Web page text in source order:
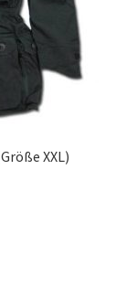
XXL)